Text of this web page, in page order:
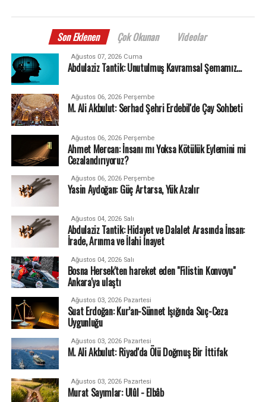
Son Eklenen Çok Okunan Videolar
Ağustos 07, 2026 Cuma
Abdulaziz Tantik: Unutulmuş Kavramsal Şemamız…
Ağustos 06, 2026 Perşembe
M. Ali Akbulut: Serhad Şehri Erdebil'de Çay Sohbeti
Ağustos 06, 2026 Perşembe
Ahmet Mercan: İnsanı mı Yoksa Kötülük Eylemini mi
Cezalandırıyoruz?
Ağustos 06, 2026 Perşembe
Yasin Aydoğan: Güç Artarsa, Yük Azalır
Ağustos 04, 2026 Salı
Abdulaziz Tantik: Hidayet ve Dalalet Arasında İnsan:
İrade, Arınma ve İlahi İnayet
Ağustos 04, 2026 Salı
Bosna Hersek'ten hareket eden "Filistin Konvoyu"
Ankara'ya ulaştı
Ağustos 03, 2026 Pazartesi
Suat Erdoğan: Kur’an-Sünnet Işığında Suç-Ceza
Uygunluğu
Ağustos 03, 2026 Pazartesi
M. Ali Akbulut: Riyad'da Ölü Doğmuş Bir İttifak
Ağustos 03, 2026 Pazartesi
Murat Sayımlar: Ulûl - Elbâb